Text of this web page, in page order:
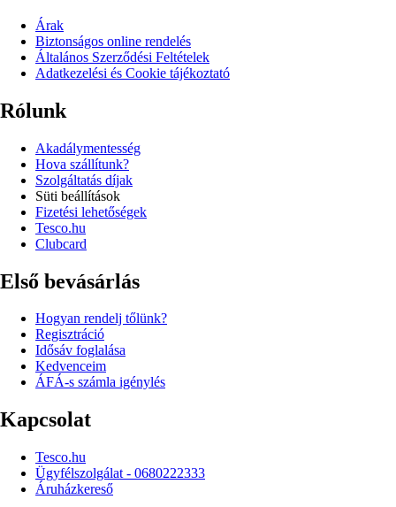
Árak
Biztonságos online rendelés
Általános Szerződési Feltételek
Adatkezelési és Cookie tájékoztató
Rólunk
Akadálymentesség
Hova szállítunk?
Szolgáltatás díjak
Süti beállítások
Fizetési lehetőségek
Tesco.hu
Clubcard
Első bevásárlás
Hogyan rendelj tőlünk?
Regisztráció
Idősáv foglalása
Kedvenceim
ÁFÁ-s számla igénylés
Kapcsolat
Tesco.hu
Ügyfélszolgálat - 0680222333
Áruházkereső